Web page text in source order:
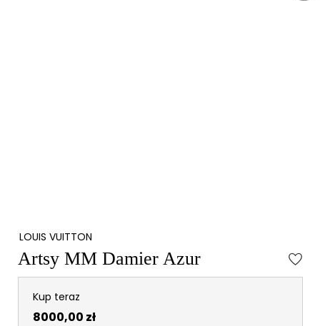
LOUIS VUITTON
Artsy MM Damier Azur
Kup teraz
8000,00 zł